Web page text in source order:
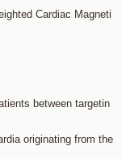
Cardiac Magneti
between targetin
originating from the